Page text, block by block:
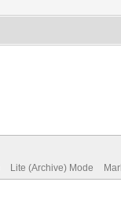
Lite (Archive) Mode